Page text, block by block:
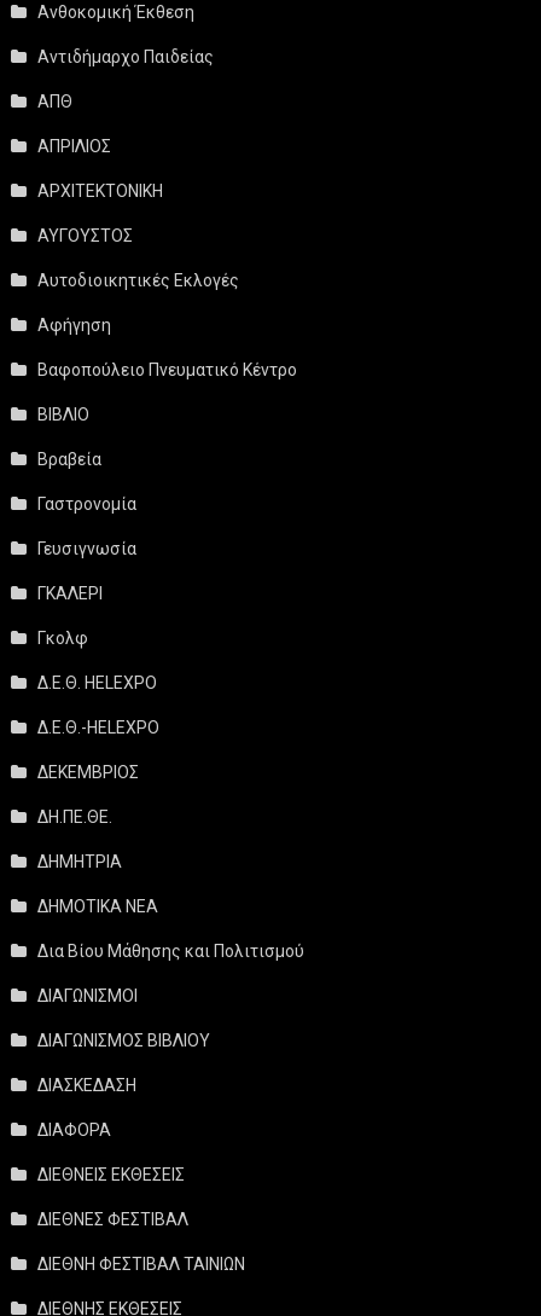
Ανθοκομική Έκθεση
Αντιδήμαρχο Παιδείας
ΑΠΘ
ΑΠΡΙΛΙΟΣ
ΑΡΧΙΤΕΚΤΟΝΙΚΗ
ΑΥΓΟΥΣΤΟΣ
Αυτοδιοικητικές Εκλογές
Αφήγηση
Βαφοπούλειο Πνευματικό Κέντρο
ΒΙΒΛΙΟ
Βραβεία
Γαστρονομία
Γευσιγνωσία
ΓΚΑΛΕΡΙ
Γκολφ
Δ.Ε.Θ. HELEXPO
Δ.Ε.Θ.-HELEXPO
ΔΕΚΕΜΒΡΙΟΣ
ΔΗ.ΠΕ.ΘΕ.
ΔΗΜΗΤΡΙΑ
ΔΗΜΟΤΙΚΑ ΝΕΑ
Δια Βίου Μάθησης και Πολιτισμού
ΔΙΑΓΩΝΙΣΜΟΙ
ΔΙΑΓΩΝΙΣΜΟΣ ΒΙΒΛΙΟΥ
ΔΙΑΣΚΕΔΑΣΗ
ΔΙΑΦΟΡΑ
ΔΙΕΘΝΕΙΣ ΕΚΘΕΣΕΙΣ
ΔΙΕΘΝΕΣ ΦΕΣΤΙΒΑΛ
ΔΙΕΘΝΗ ΦΕΣΤΙΒΑΛ ΤΑΙΝΙΩΝ
ΔΙΕΘΝΗΣ ΕΚΘΕΣΕΙΣ